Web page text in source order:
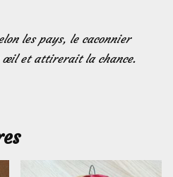
les pays, le caconnier
œil et attirerait la chance.